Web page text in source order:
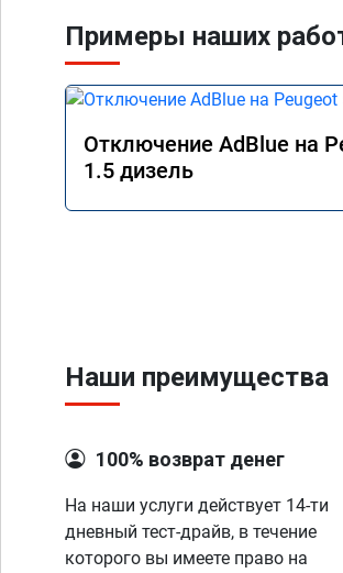
Примеры наших
Отключение AdBlue на
1.5 дизель
Наши преимущества
100% возврат денег
На наши услуги действует 14-ти
дневный тест-драйв, в течение
которого вы имеете право на